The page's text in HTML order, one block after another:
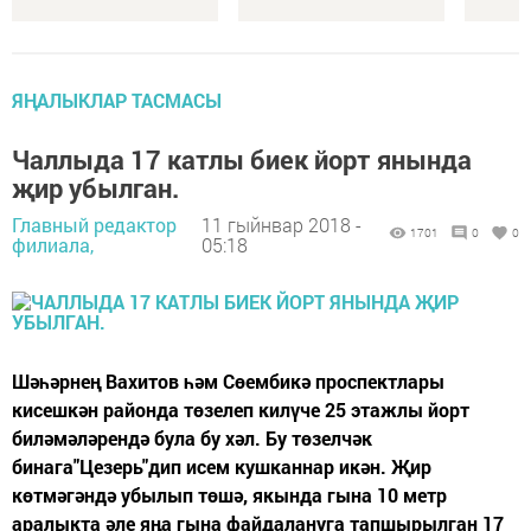
ЯҢАЛЫКЛАР ТАСМАСЫ
Чаллыда 17 катлы биек йорт янында
җир убылган.
Главный редактор
филиала,
11 гыйнвар 2018 -
05:18
1701 0 0
Шәһәрнең Вахитов һәм Сөембикә проспектлары
кисешкән районда төзелеп килүче 25 этажлы йорт
биләмәләрендә була бу хәл. Бу төзелчәк
бинага"Цезерь"дип исем кушканнар икән. Җир
көтмәгәндә убылып төшә, якында гына 10 метр
аралыкта әле яңа гына файдалануга тапшырылган 17